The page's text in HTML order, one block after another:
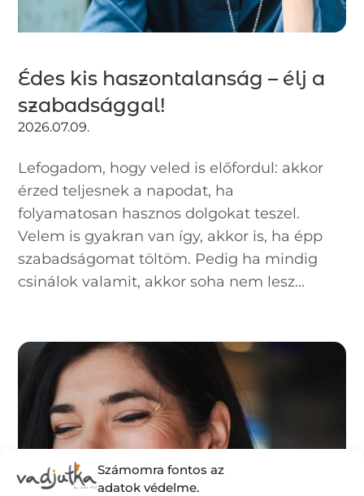
Számomra fontos az
adatok védelme.
Édes kis haszontalanság – élj a
szabadsággal!
2026.07.09.
Lefogadom, hogy veled is előfordul: akkor
érzed teljesnek a napodat, ha
folyamatosan hasznos dolgokat teszel.
Velem is gyakran van így, akkor is, ha épp
szabadságomat töltöm. Pedig ha mindig
csinálok valamit, akkor soha nem lesz...